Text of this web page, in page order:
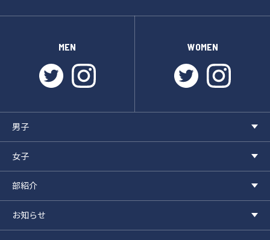
MEN
twitterinstagram
WOMEN
twitter
男子
女子
部紹介
お知らせ